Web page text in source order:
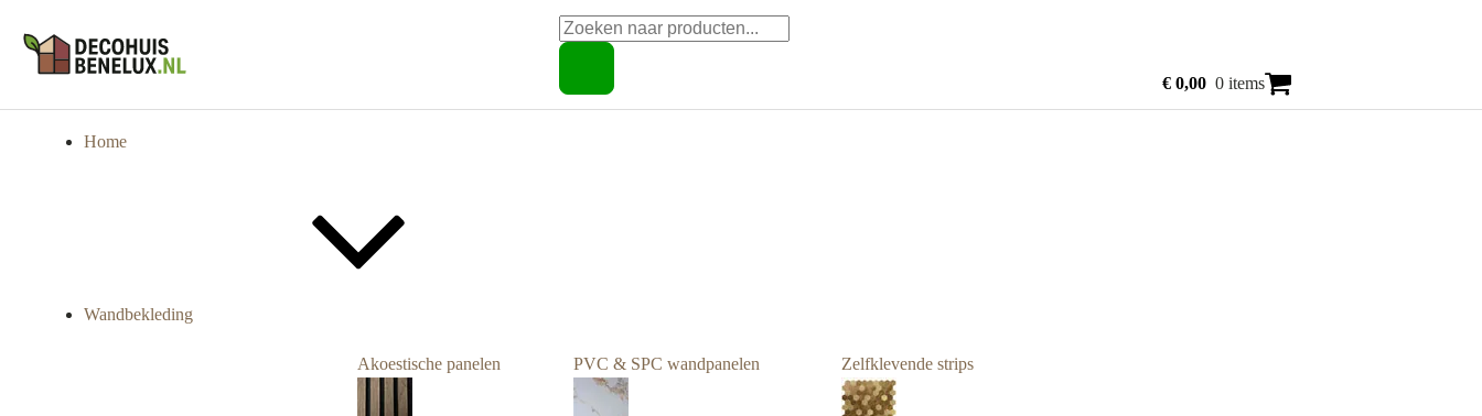
Producten
zoeken
€ 0,00 0 items
Home
Wandbekleding
Akoestische panelen PVC & SPC wandpanelen Zelfklevende strips